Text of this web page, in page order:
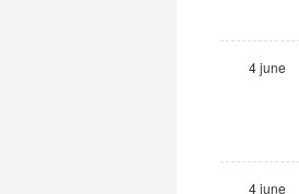
4 june
4 june